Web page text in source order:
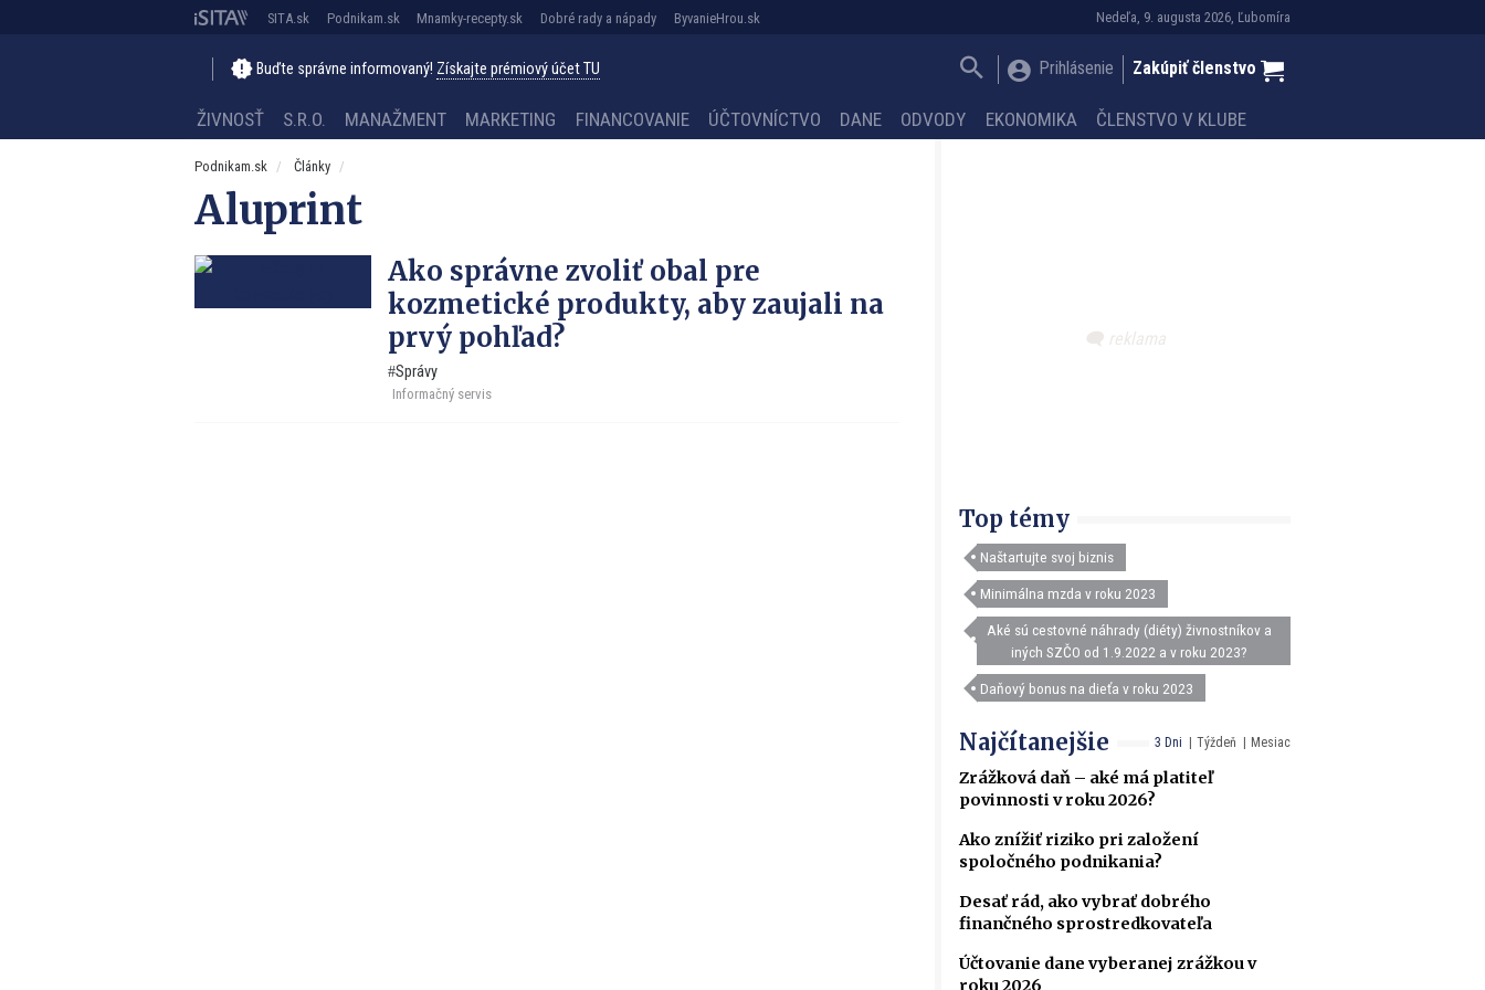
Nedeľa, 9. augusta 2026, Ľubomíra
SITA.sk Podnikam.sk Mnamky-recepty.sk Dobré rady a nápady ByvanieHrou.sk
Buďte správne informovaný! Získajte prémiový účet TU Prihlásenie Zakúpiť členstvo
ŽIVNOSŤ S.R.O. MANAŽMENT MARKETING FINANCOVANIE ÚČTOVNÍCTVO DANE ODVODY EKONOMIKA ČLENSTVO V KLUBE
Podnikam.sk Články
Aluprint
Ako správne zvoliť obal pre
kozmetické produkty, aby zaujali na
prvý pohľad?
Správy
Informačný servis
Top témy
Naštartujte svoj biznis
Minimálna mzda v roku 2023
Aké sú cestovné náhrady (diéty) živnostníkov a
iných SZČO od 1.9.2022 a v roku 2023?
Daňový bonus na dieťa v roku 2023
3 Dni Týždeň Mesiac
Najčítanejšie
Zrážková daň – aké má platiteľ
povinnosti v roku 2026?
Ako znížiť riziko pri založení
spoločného podnikania?
Desať rád, ako vybrať dobrého
finančného sprostredkovateľa
Účtovanie dane vyberanej zrážkou v
roku 2026